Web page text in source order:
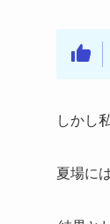
しかし
夏場に